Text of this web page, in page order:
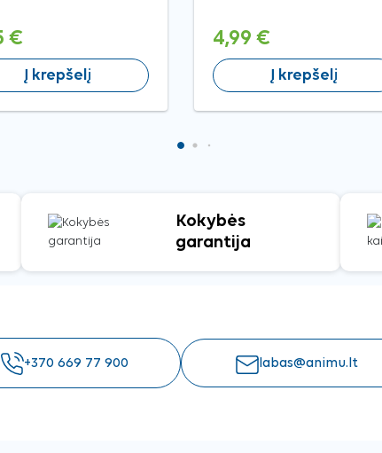
€
Į krepšelį
4,99 €
Į krepšelį
Kokybės
garantija
+370 669 77 900 labas@animu.lt